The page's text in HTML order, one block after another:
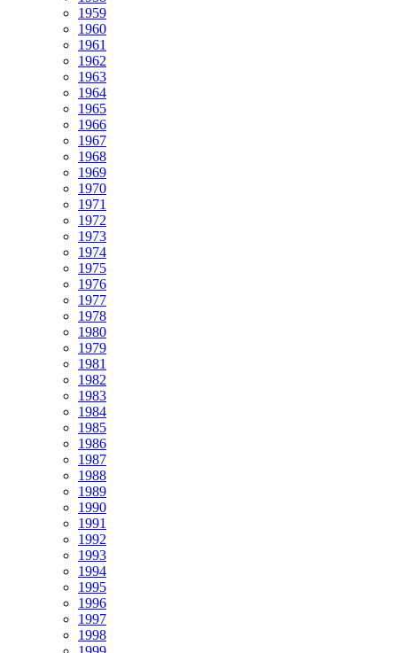
1959
1960
1961
1962
1963
1964
1965
1966
1967
1968
1969
1970
1971
1972
1973
1974
1975
1976
1977
1978
1980
1979
1981
1982
1983
1984
1985
1986
1987
1988
1989
1990
1991
1992
1993
1994
1995
1996
1997
1998